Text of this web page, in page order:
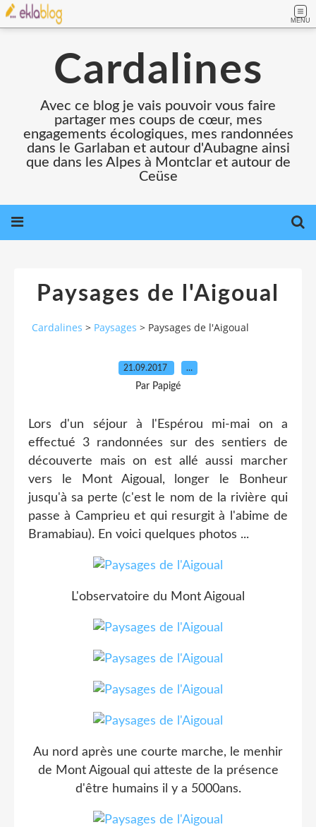
MENU
Cardalines
Avec ce blog je vais pouvoir vous faire
partager mes coups de cœur, mes
engagements écologiques, mes randonnées
dans le Garlaban et autour d'Aubagne ainsi
que dans les Alpes à Montclar et autour de
Ceüse
Paysages de l'Aigoual
Cardalines > Paysages > Paysages de l'Aigoual
21.09.2017 …
Par Papigé
Lors d'un séjour à l'Espérou mi-mai on a
effectué 3 randonnées sur des sentiers de
découverte mais on est allé aussi marcher
vers le Mont Aigoual, longer le Bonheur
jusqu'à sa perte (c'est le nom de la rivière qui
passe à Camprieu et qui resurgit à l'abime de
Bramabiau). En voici quelques photos ...
L'observatoire du Mont Aigoual
Au nord après une courte marche, le menhir
de Mont Aigoual qui atteste de la présence
d'être humains il y a 5000ans.